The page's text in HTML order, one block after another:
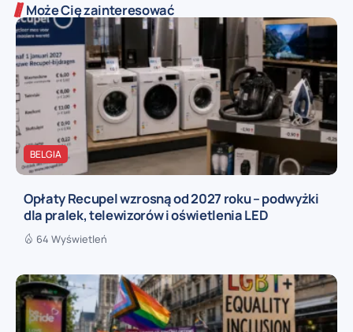
Może Cię zainteresować
BELGIA
Opłaty Recupel wzrosną od 2027 roku – podwyżki
dla pralek, telewizorów i oświetlenia LED
64 Wyświetleń